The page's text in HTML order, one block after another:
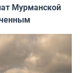
Мурманской